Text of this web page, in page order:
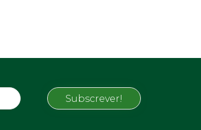
Subscrever!